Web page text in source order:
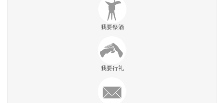
我要祭酒
我要行礼